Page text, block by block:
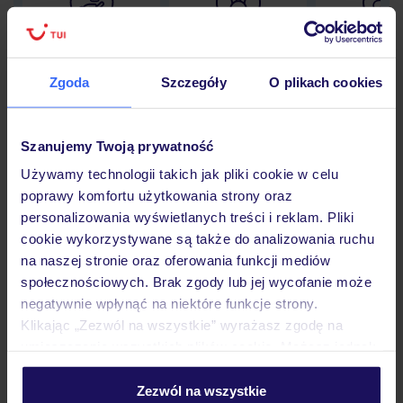
Zgoda Szczegóły O plikach cookies
Szanujemy Twoją prywatność
Używamy technologii takich jak pliki cookie w celu
poprawy komfortu użytkowania strony oraz
personalizowania wyświetlanych treści i reklam. Pliki
cookie wykorzystywane są także do analizowania ruchu
na naszej stronie oraz oferowania funkcji mediów
społecznościowych. Brak zgody lub jej wycofanie może
negatywnie wpłynąć na niektóre funkcje strony.
Klikając „Zezwól na wszystkie” wyrażasz zgodę na
personalizować swój wybór wchodząc w zakładkę
Zezwól na wszystkie
Lider niskich cen 30 lat w
Hotel
Opinie
Wyżywienie
Atrakcje